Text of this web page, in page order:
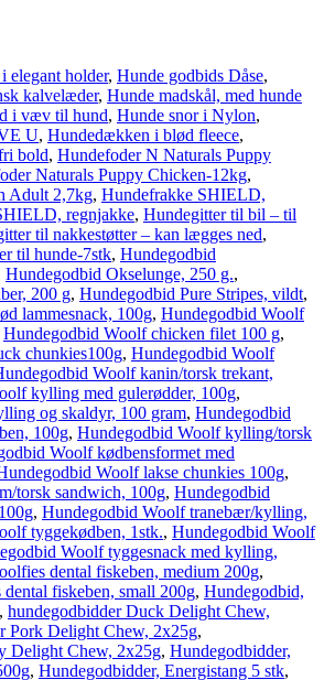
elegant holder, Hunde godbids Dåse,
kalvelæder, Hunde madskål, med hunde
i væv til hund, Hunde snor i Nylon,
U, Hundedækken i blød fleece,
bold, Hundefoder N Naturals Puppy
Naturals Puppy Chicken-12kg,
Adult 2,7kg, Hundefrakke SHIELD,
regnjakke, Hundegitter til bil – til
til nakkestøtter – kan lægges ned,
til hunde-7stk, Hundegodbid
Hundegodbid Okselunge, 250 g.,
200 g, Hundegodbid Pure Stripes, vildt,
lammesnack, 100g, Hundegodbid Woolf
Hundegodbid Woolf chicken filet 100 g,
chunkies100g, Hundegodbid Woolf
Woolf kanin/torsk trekant,
kylling med gulerødder, 100g,
og skaldyr, 100 gram, Hundegodbid
100g, Hundegodbid Woolf kylling/torsk
Woolf kødbensformet med
Woolf lakse chunkies 100g,
torsk sandwich, 100g, Hundegodbid
, Hundegodbid Woolf tranebær/kylling,
tyggekødben, 1stk., Hundegodbid Woolf
Woolf tyggesnack med kylling,
dental fiskeben, medium 200g,
fiskeben, small 200g, Hundegodbid,
, hundegodbidder Duck Delight Chew,
Pork Delight Chew, 2x25g,
Delight Chew, 2x25g, Hundegodbidder,
, Hundegodbidder, Energistang 5 stk,